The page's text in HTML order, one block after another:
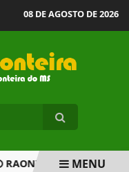
08 DE AGOSTO DE 2026
RAONI FAZ TRANSIÇÃO
MENU